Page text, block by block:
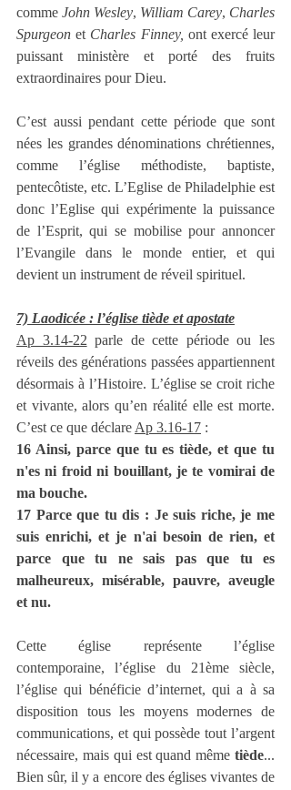
comme John Wesley, William Carey, Charles
Spurgeon et Charles Finney, ont exercé leur
puissant ministère et porté des fruits
extraordinaires pour Dieu.
C’est aussi pendant cette période que sont
nées les grandes dénominations chrétiennes,
comme l’église méthodiste, baptiste,
pentecôtiste, etc. L’Eglise de Philadelphie est
donc l’Eglise qui expérimente la puissance
de l’Esprit, qui se mobilise pour annoncer
l’Evangile dans le monde entier, et qui
devient un instrument de réveil spirituel.
7) Laodicée : l’église tiède et apostate
Ap 3.14-22 parle de cette période ou les
réveils des générations passées appartiennent
désormais à l’Histoire. L’église se croit riche
et vivante, alors qu’en réalité elle est morte.
C’est ce que déclare Ap 3.16-17 :
16 Ainsi, parce que tu es tiède, et que tu
n'es ni froid ni bouillant, je te vomirai de
ma bouche.
17 Parce que tu dis : Je suis riche, je me
suis enrichi, et je n'ai besoin de rien, et
parce que tu ne sais pas que tu es
malheureux, misérable, pauvre, aveugle
et nu.
Cette église représente l’église
contemporaine, l’église du 21ème siècle,
l’église qui bénéficie d’internet, qui a à sa
disposition tous les moyens modernes de
communications, et qui possède tout l’argent
nécessaire, mais qui est quand même tiède...
Bien sûr, il y a encore des églises vivantes de